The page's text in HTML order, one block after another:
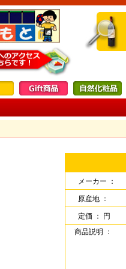
メーカー ：
原産地 ：
定価 ： 円
商品説明 ：